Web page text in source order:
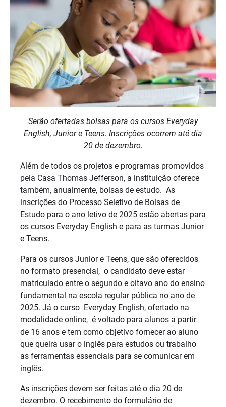
Serão ofertadas bolsas para os cursos Everyday
English, Junior e Teens. Inscrições ocorrem até dia
20 de dezembro.
Além de todos os projetos e programas promovidos
pela Casa Thomas Jefferson, a instituição oferece
também, anualmente, bolsas de estudo. As
inscrições do Processo Seletivo de Bolsas de
Estudo para o ano letivo de 2025 estão abertas para
os cursos Everyday English e para as turmas Junior
e Teens.
Para os cursos Junior e Teens, que são oferecidos
no formato presencial, o candidato deve estar
matriculado entre o segundo e oitavo ano do ensino
fundamental na escola regular pública no ano de
2025. Já o curso Everyday English, ofertado na
modalidade online, é voltado para alunos a partir
de 16 anos e tem como objetivo fornecer ao aluno
que queira usar o inglês para estudos ou trabalho
as ferramentas essenciais para se comunicar em
inglês.
As inscrições devem ser feitas até o dia 20 de
dezembro. O recebimento do formulário de